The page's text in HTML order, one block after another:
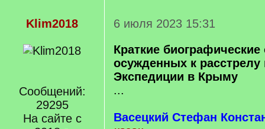
Klim2018
Сообщений:
29295
На сайте с
6 июля 2023 15:31
Краткие
осужденных к расстрелу
Экспедиции в Крыму
...
Васецкий Стефан